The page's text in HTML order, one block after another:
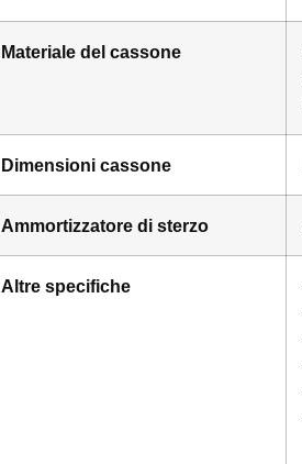
Materiale del cassone
Dimensioni cassone
Ammortizzatore di sterzo
Altre specifiche